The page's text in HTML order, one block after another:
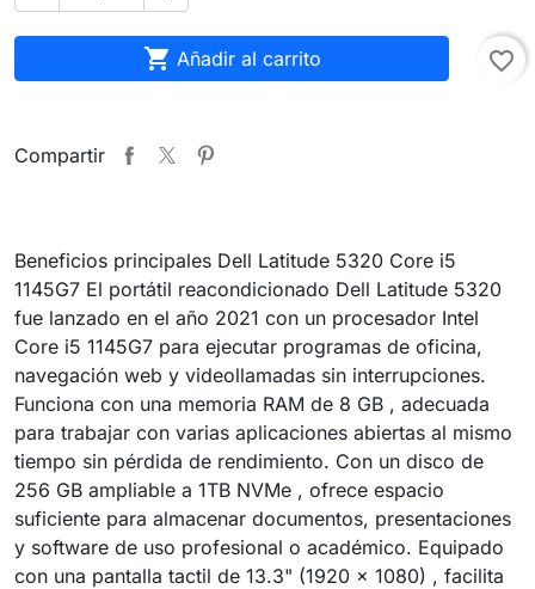
 Añadir al carrito favorite_border
Compartir
Beneficios principales Dell Latitude 5320 Core i5
1145G7 El portátil reacondicionado Dell Latitude 5320
fue lanzado en el año 2021 con un procesador Intel
Core i5 1145G7 para ejecutar programas de oficina,
navegación web y videollamadas sin interrupciones.
Funciona con una memoria RAM de 8 GB , adecuada
para trabajar con varias aplicaciones abiertas al mismo
tiempo sin pérdida de rendimiento. Con un disco de
256 GB ampliable a 1TB NVMe , ofrece espacio
suficiente para almacenar documentos, presentaciones
y software de uso profesional o académico. Equipado
con una pantalla tactil de 13.3" (1920 x 1080) , facilita